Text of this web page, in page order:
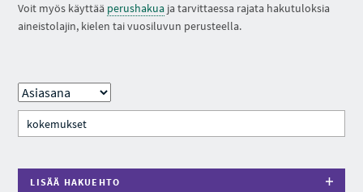
Voit myös käyttää perushakua ja tarvittaessa rajata hakutuloksia
aineistolajin, kielen tai vuosiluvun perusteella.
LISÄÄ HAKUEHTO